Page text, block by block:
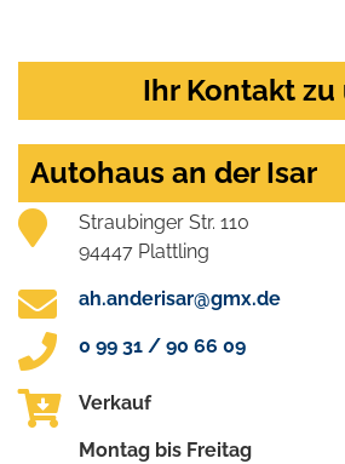
Ihr Kontakt zu
Autohaus an der Isar
Straubinger Str. 110
94447 Plattling
ah.anderisar@gmx.de
0 99 31 / 90 66 09
Verkauf
Montag bis Freitag